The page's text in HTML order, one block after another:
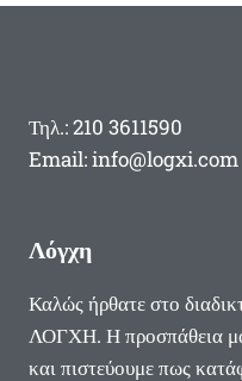
Τηλ.: 210 3611590
Email: info@logxi.com
Λόγχη
Καλώς ήρθατε στο
ΛΟΓΧΗ. Η προσπάθεια
και πιστεύουμε πως